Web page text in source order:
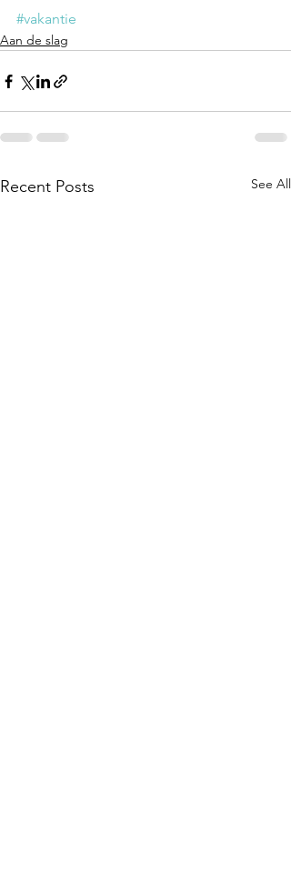
#vakantie
Aan de slag
Recent Posts See All